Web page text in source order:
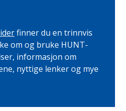
finner du en trinnvis
om og bruke HUNT-
informasjon om
nyttige lenker og mye